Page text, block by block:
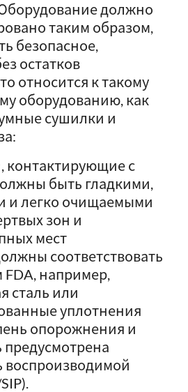
должно
таким образом,
безопасное,
остатков
относится к такому
оборудованию, как
сушилки и
контактирующие с
быть гладкими,
и легко очищаемыми
зон и
мест
соответствовать
например,
сталь или
уплотнения
опорожнения и
воспроизводимой